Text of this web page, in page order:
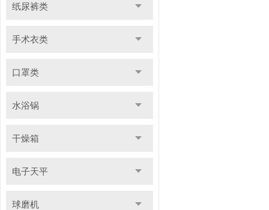
纸尿裤类
手术衣类
口罩类
水浴锅
干燥箱
电子天平
球磨机